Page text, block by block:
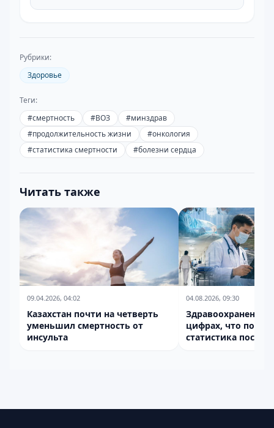
Рубрики:
Здоровье
Теги:
#смертность #ВОЗ #минздрав
#продолжительность жизни #онкология
#статистика смертности #болезни сердца
Читать также
09.04.2026, 04:02
Казахстан почти на четверть
уменьшил смертность от
инсульта
04.08.2026, 09:30
Здравоохранение
цифрах, что
статистика